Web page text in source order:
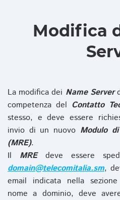
Modifica
La modifica dei Name Server
competenza del Contatto
stesso, e deve essere
invio di un nuovo Modulo
(MRE).
Il MREdeve essere
domain@telecomitalia.sm,
email indicata nella sezione
nome a dominio, deve